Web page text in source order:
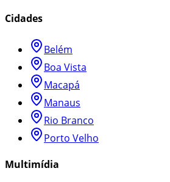
Cidades
Belém
Boa Vista
Macapá
Manaus
Rio Branco
Porto Velho
Multimídia